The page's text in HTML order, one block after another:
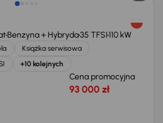
Benzyna + Hybryda35 TFSI110 kW
Książka serwisowa
+10 kolejnych
Cena promocyjna
93 000 zł